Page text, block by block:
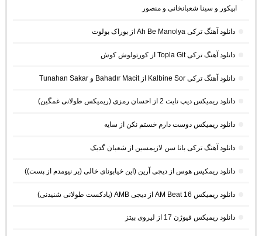
اپیکور و سینا شعبانخانی و منصور
دانلود آهنگ ترکی Ah Be Manolya از بوراک بولوت
دانلود آهنگ ترکی Topla Git از کورتولوش کوش
دانلود آهنگ ترکی Kalbine Sor از Bahadır Macit و Tunahan Sakar
دانلود ریمیکس دیپ نایت 2 از احسان رمزی (ریمیکس طولانی غمگین)
دانلود ریمیکس دوست دارم خستم نکن از سایه
دانلود آهنگ ترکی بانا سن لازیمسین از شعبان گدیک
دانلود ریمکیس هوس از دیجی آرین (این خیابونای خالی (بر نیومدم از پست))
دانلود ریمیکس AM Beat 16 از دیجی AMB (پادکست طولانی شنیدنی)
دانلود ریمیکس فیوژن 17 از لیروی بیتز